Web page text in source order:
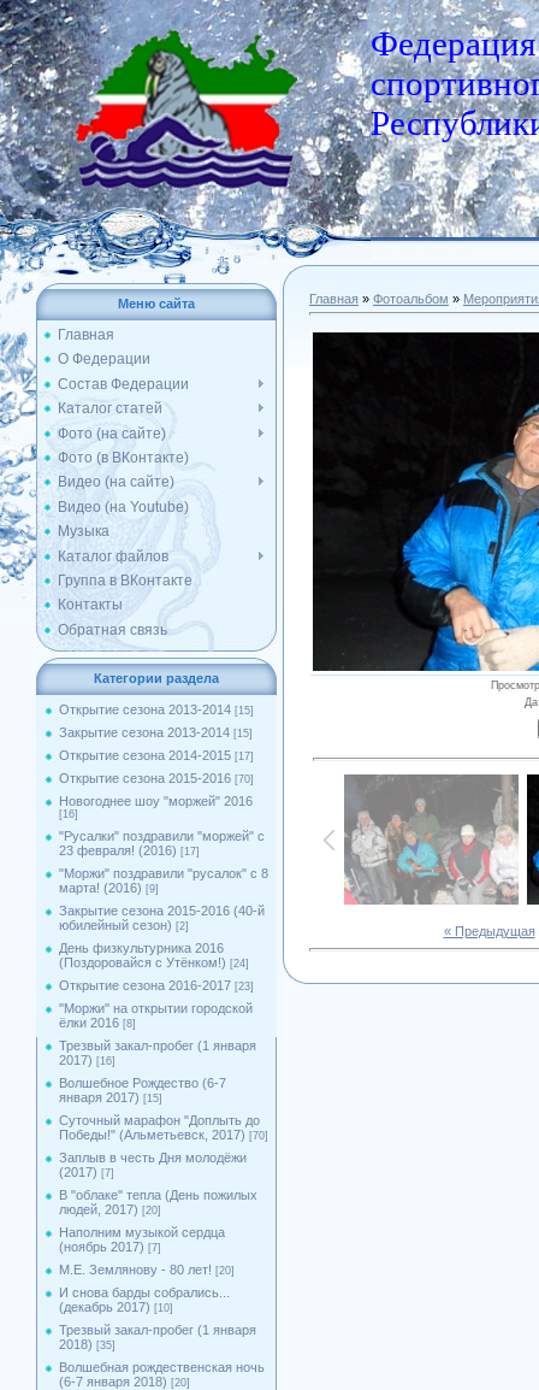
Федерация
Меню сайта
Главная
О Федерации
Состав Федерации
Каталог статей
Фото (на сайте)
Фото (в ВКонтакте)
Видео (на сайте)
Видео (на Youtube)
Музыка
Каталог файлов
Группа в ВКонтакте
Контакты
Обратная связь
Категории раздела
Открытие сезона 2013-2014 [15]
Закрытие сезона 2013-2014 [15]
Открытие сезона 2014-2015 [17]
Открытие сезона 2015-2016 [70]
Новогоднее шоу "моржей" 2016
[16]
"Русалки" поздравили "моржей" с
23 февраля! (2016) [17]
"Моржи" поздравили "русалок" с 8
марта! (2016) [9]
Закрытие сезона 2015-2016 (40-й
юбилейный сезон) [2]
День физкультурника 2016
(Поздоровайся с Утёнком!) [24]
Открытие сезона 2016-2017 [23]
''Моржи'' на открытии городской
ёлки 2016 [8]
Трезвый закал-пробег (1 января
2017) [16]
Волшебное Рождество (6-7
января 2017) [15]
Суточный марафон "Доплыть до
Победы!" (Альметьевск, 2017) [70]
Заплыв в честь Дня молодёжи
(2017) [7]
В "облаке" тепла (День пожилых
людей, 2017) [20]
Наполним музыкой сердца
(ноябрь 2017) [7]
М.Е. Землянову - 80 лет! [20]
И снова барды собрались...
(декабрь 2017) [10]
Трезвый закал-пробег (1 января
2018) [35]
Волшебная рождественская ночь
(6-7 января 2018) [20]
Главная » Фотоальбом »
« Предыдущая